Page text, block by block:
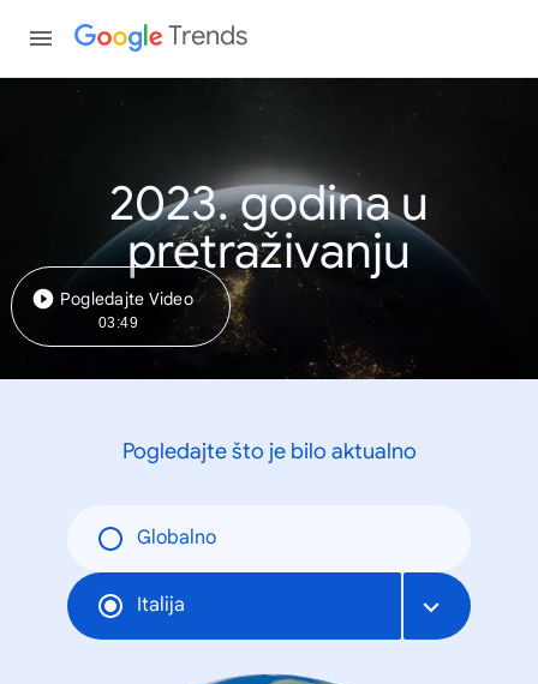
Trends
2023. godina u
pretraživanju
Pogledajte Video
03:49
Pogledajte što je bilo aktualno
Globalno
Italija